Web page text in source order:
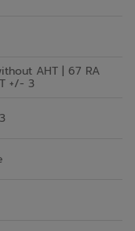
AHT | 67 RA
+/- 3